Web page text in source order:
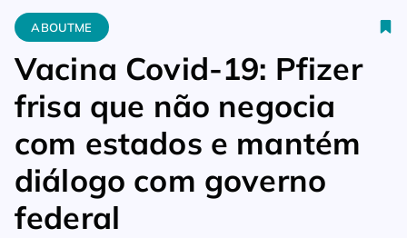
Home Aboutme Vacina Covid-19: Pfizer frisa que não
ABOUTME
Vacina Covid-19: Pfizer
frisa que não negocia
com estados e mantém
diálogo com governo
federal